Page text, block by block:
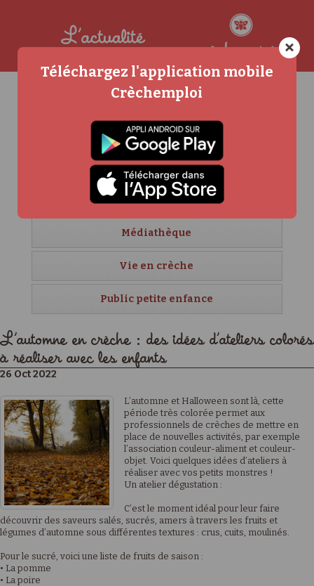
Agenda
Carrière et formation
Crèches étrangères
Créer sa crèche
Médiathèque
Vie en crèche
Public petite enfance
L’automne en crèche : des idées d’ateliers colorés
à réaliser avec les enfants
26 Oct 2022
L’automne et Halloween sont là, cette
période très colorée permet aux
professionnels de crèches de mettre en
place de nouvelles activités, par exemple
l’association couleur-aliment et couleur-
objet. Voici quelques idées d’ateliers à
réaliser avec vos petits monstres !
Un atelier dégustation :
C’est le moment idéal pour leur faire
découvrir des saveurs salés, sucrés, amers à travers les fruits et
légumes d’automne sous différentes textures : crus, cuits, moulinés.
Pour le sucré, voici une liste de fruits de saison :
• La pomme
• La poire
×
Téléchargez l'application mobile
Crèchemploi